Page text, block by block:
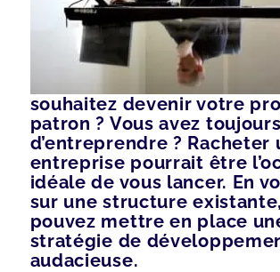
souhaitez devenir votre
patron ? Vous avez
d’entreprendre ? Racheter
entreprise pourrait être
idéale de vous lancer. En
sur une structure
pouvez mettre en place
stratégie de
audacieuse.